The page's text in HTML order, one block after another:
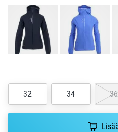
suoritetaan
oikein,
missä
sitä…
7 min. luetaan
Juoksijan
32 34 36